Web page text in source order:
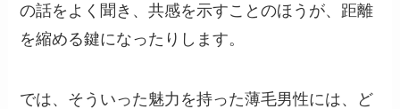
の話をよく聞き、共感を示すことのほうが、距離
を縮める鍵になったりします。
では、そういった魅力を持った薄毛男性には、ど